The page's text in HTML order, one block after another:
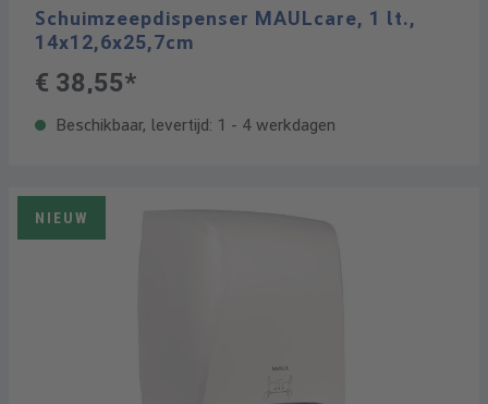
Schuimzeepdispenser MAULcare, 1 lt.,
14x12,6x25,7cm
€ 38,55*
Beschikbaar, levertijd: 1 - 4 werkdagen
NIEUW